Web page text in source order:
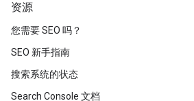
资源
您需要 SEO 吗？
SEO 新手指南
搜索系统的状态
Search Console 文档